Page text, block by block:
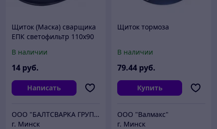
Щиток (Маска) сварщика
ЕПК светофильтр 110х90
В наличии
14 руб.
Написать
ООО "БАЛТСВАРКА ГРУПП"
г. Минск
Щиток тормоза
В наличии
79.44 руб.
Купить
ООО "Валмакс"
г. Минск